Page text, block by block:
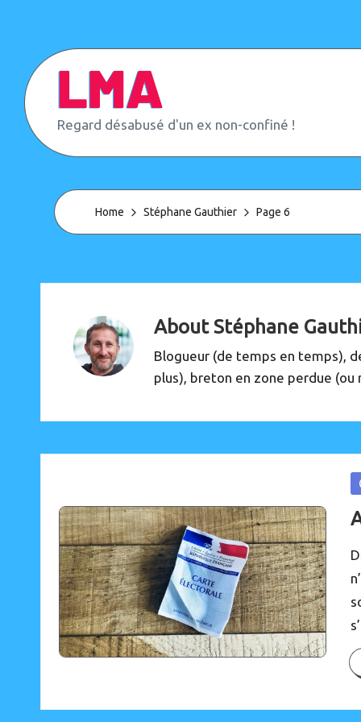
content
L
e
M
n
d
e
a
Regard désabusé d'un ex non-confiné !
Home Stéphane Gauthier Page 6
About Stéphane
Blogueur (de temps en temps),
plus), breton en zone perdue (ou